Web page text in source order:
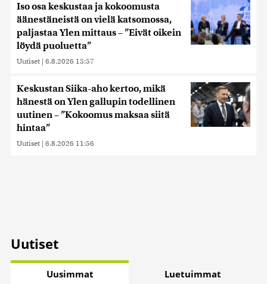
Iso osa keskustaa ja kokoomusta
äänestäneistä on vielä katsomossa,
paljastaa Ylen mittaus – ”Eivät oikein
löydä puoluetta”
Uutiset | 6.8.2026 15:57
Keskustan Siika-aho kertoo, mikä
hänestä on Ylen gallupin todellinen
uutinen – ”Kokoomus maksaa siitä
hintaa”
Uutiset | 6.8.2026 11:56
Uutiset
Uusimmat Luetuimmat